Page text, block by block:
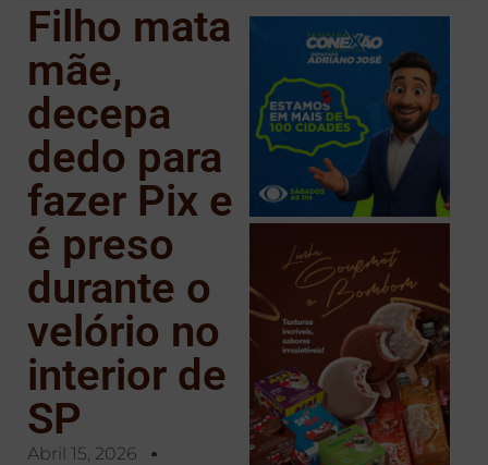
Filho mata
mãe,
decepa
dedo para
fazer Pix e
é preso
durante o
velório no
interior de
SP
Abril 15, 2026